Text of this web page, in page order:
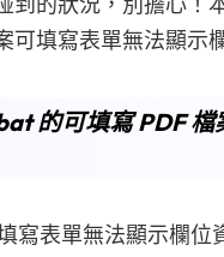
可填寫表單無法顯示
的可填寫 PDF 檔
寫表單無法顯示欄位